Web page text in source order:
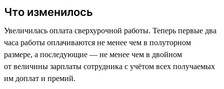
Что изменилось
Увеличилась оплата сверхурочной работы. Теперь первые два
часа работы оплачиваются не менее чем в полуторном
размере, а последующие — не менее чем в двойном
от величины зарплаты сотрудника с учётом всех получаемых
им доплат и премий.